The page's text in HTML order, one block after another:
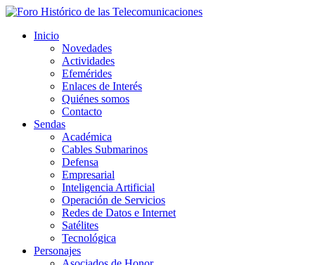
Inicio
Novedades
Actividades
Efemérides
Enlaces de Interés
Quiénes somos
Contacto
Sendas
Académica
Cables Submarinos
Defensa
Empresarial
Inteligencia Artificial
Operación de Servicios
Redes de Datos e Internet
Satélites
Tecnológica
Personajes